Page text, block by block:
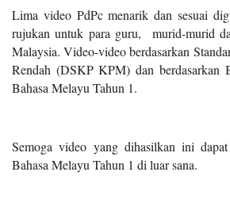
Lima video PdPc menarik dan sesuai
rujukan untuk para guru, murid-murid
Malaysia. Video-video berdasarkan
Rendah (DSKP KPM) dan berdasarkan
Bahasa Melayu Tahun 1.
Semoga video yang dihasilkan ini
Bahasa Melayu Tahun 1 di luar sana.